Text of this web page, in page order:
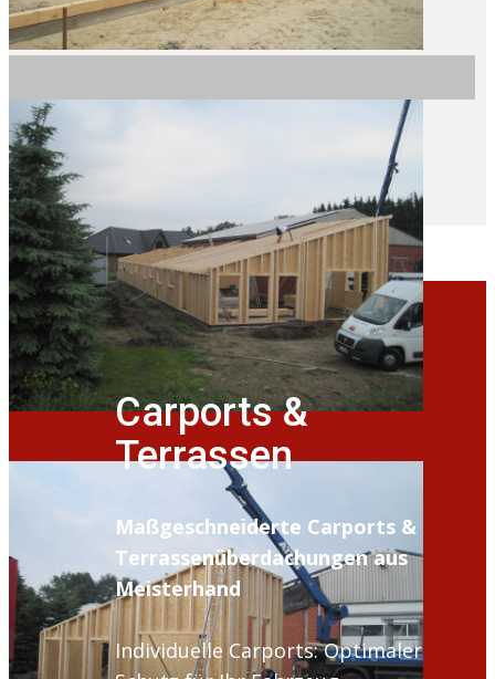
Carports &
Terrassen
Maßgeschneiderte Carports &
Terrassenüberdachungen aus
Meisterhand
Individuelle Carports: Optimaler